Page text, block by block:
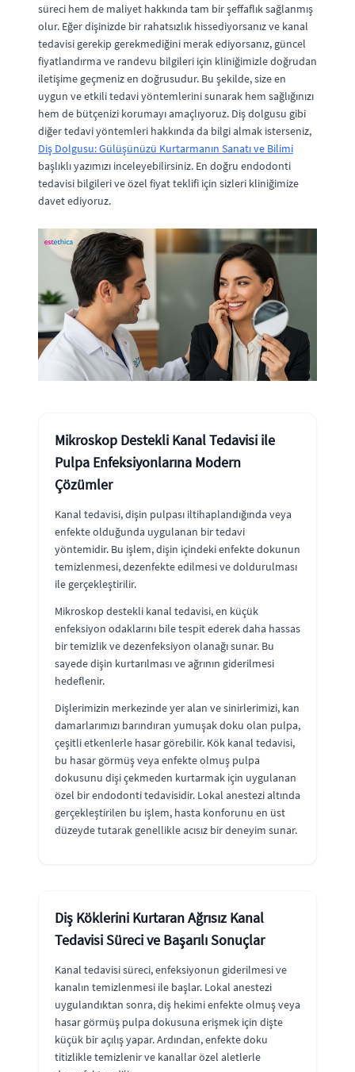
süreci hem de maliyet hakkında tam bir şeffaflık sağlanmış
olur. Eğer dişinizde bir rahatsızlık hissediyorsanız ve kanal
tedavisi gerekip gerekmediğini merak ediyorsanız, güncel
fiyatlandırma ve randevu bilgileri için kliniğimizle doğrudan
iletişime geçmeniz en doğrusudur. Bu şekilde, size en
uygun ve etkili tedavi yöntemlerini sunarak hem sağlığınızı
hem de bütçenizi korumayı amaçlıyoruz. Diş dolgusu gibi
diğer tedavi yöntemleri hakkında da bilgi almak isterseniz,
Diş Dolgusu: Gülüşünüzü Kurtarmanın Sanatı ve Bilimi
başlıklı yazımızı inceleyebilirsiniz. En doğru endodonti
tedavisi bilgileri ve özel fiyat teklifi için sizleri kliniğimize
davet ediyoruz.
Mikroskop Destekli Kanal Tedavisi ile
Pulpa Enfeksiyonlarına Modern
Çözümler
Kanal tedavisi, dişin pulpası iltihaplandığında veya
enfekte olduğunda uygulanan bir tedavi
yöntemidir. Bu işlem, dişin içindeki enfekte dokunun
temizlenmesi, dezenfekte edilmesi ve doldurulması
ile gerçekleştirilir.
Mikroskop destekli kanal tedavisi, en küçük
enfeksiyon odaklarını bile tespit ederek daha hassas
bir temizlik ve dezenfeksiyon olanağı sunar. Bu
sayede dişin kurtarılması ve ağrının giderilmesi
hedeflenir.
Dişlerimizin merkezinde yer alan ve sinirlerimizi, kan
damarlarımızı barındıran yumuşak doku olan pulpa,
çeşitli etkenlerle hasar görebilir. Kök kanal tedavisi,
bu hasar görmüş veya enfekte olmuş pulpa
dokusunu dişi çekmeden kurtarmak için uygulanan
özel bir endodonti tedavisidir. Lokal anestezi altında
gerçekleştirilen bu işlem, hasta konforunu en üst
düzeyde tutarak genellikle acısız bir deneyim sunar.
Diş Köklerini Kurtaran Ağrısız Kanal
Tedavisi Süreci ve Başarılı Sonuçlar
Kanal tedavisi süreci, enfeksiyonun giderilmesi ve
kanalın temizlenmesi ile başlar. Lokal anestezi
uygulandıktan sonra, diş hekimi enfekte olmuş veya
hasar görmüş pulpa dokusuna erişmek için dişte
küçük bir açılış yapar. Ardından, enfekte doku
titizlikle temizlenir ve kanallar özel aletlerle